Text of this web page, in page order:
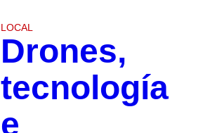
LOCAL
Drones,
tecnología
e